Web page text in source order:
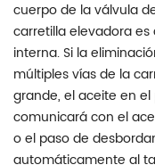
cuerpo de la válvula
carretilla elevadora
interna. Si la
múltiples vías de la
grande, el aceite en
comunicará con el
o el paso de
automáticamente al